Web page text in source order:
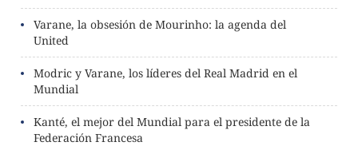
Varane, la obsesión de Mourinho: la agenda del
United
Modric y Varane, los líderes del Real Madrid en el
Mundial
Kanté, el mejor del Mundial para el presidente de la
Federación Francesa